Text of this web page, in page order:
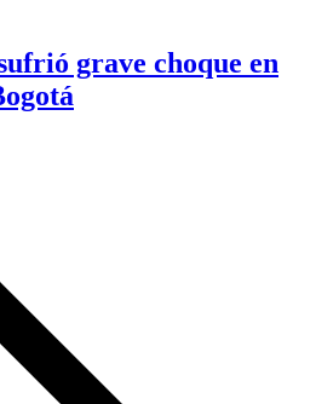
grave choque en